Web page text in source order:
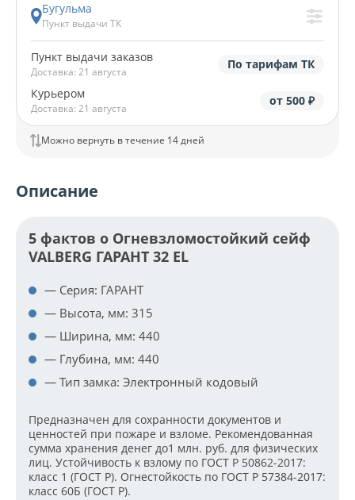
Бугульма
Пункт выдачи ТК
Пункт выдачи заказов
Доставка: 21 августа
По тарифам ТК
Курьером
Доставка: 21 августа
от 500 ₽
Можно вернуть в течение 14 дней
Описание
5 фактов о Огневзломостойкий сейф
VALBERG ГАРАНТ 32 EL
— Серия: ГАРАНТ
— Высота, мм: 315
— Ширина, мм: 440
— Глубина, мм: 440
— Тип замка: Электронный кодовый
Предназначен для сохранности документов и
ценностей при пожаре и взломе. Рекомендованная
сумма хранения денег до1 млн. руб. для физических
лиц. Устойчивость к взлому по ГОСТ Р 50862-2017:
класс 1 (ГОСТ Р). Огнестойкость по ГОСТ Р 57384-2017:
класс 60Б (ГОСТ Р).